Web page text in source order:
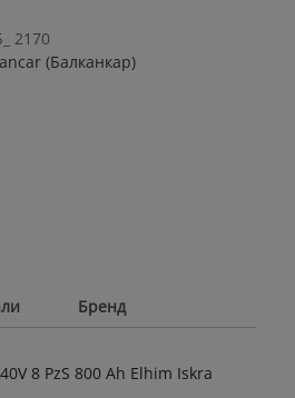
2170
(Балканкар)
Бренд
8 PzS 800 Ah Elhim Iskra